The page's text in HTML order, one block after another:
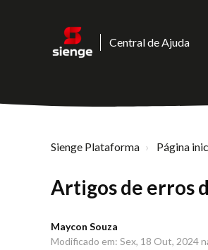
Central de Ajuda
Sienge Plataforma Página
Artigos de erros
Maycon Souza
Modificado em: Sex, 18 Out, 2024